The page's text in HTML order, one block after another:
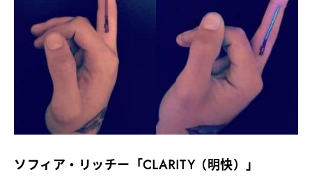
ソフィア・リッチー「CLARITY（明快）」